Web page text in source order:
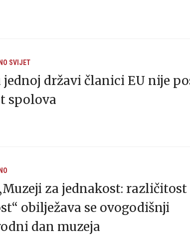
SVIJET
jednoj državi članici EU nije
spolova
za jednakost: različitost
obilježava se ovogodišnji
dan muzeja